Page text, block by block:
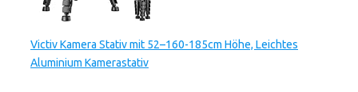
Victiv Kamera Stativ mit 52–160-185cm Höhe, Leichtes
Aluminium Kamerastativ